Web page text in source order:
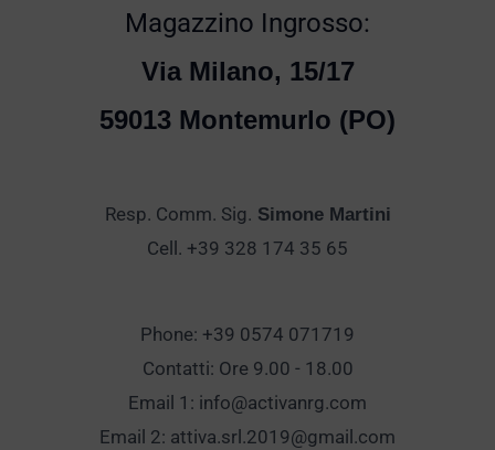
Magazzino Ingrosso:
Via Milano, 15/17
59013 Montemurlo (PO)
Resp. Comm. Sig. Simone Martini
Cell. +39 328 174 35 65
Phone: +39 0574 071719
Contatti: Ore 9.00 - 18.00
Email 1: info@activanrg.com
Email 2: attiva.srl.2019@gmail.com